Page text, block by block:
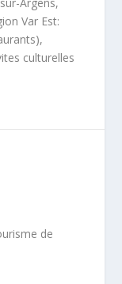
Var Est:
culturelles
de